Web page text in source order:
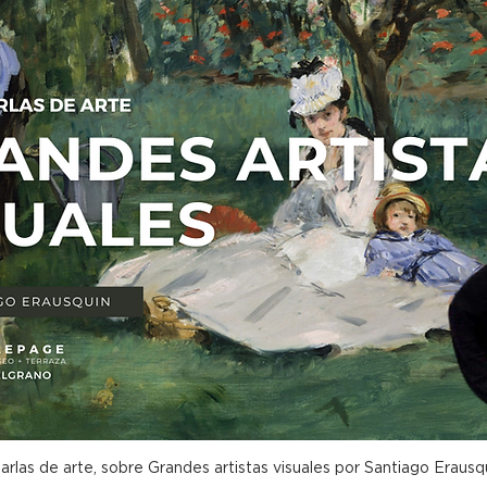
de arte, sobre Grandes artistas visuales por Santiago